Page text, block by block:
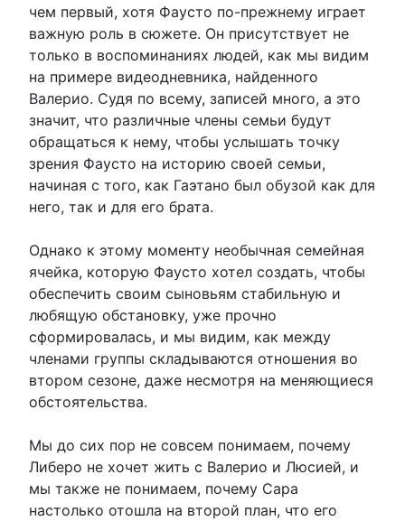
чем первый, хотя Фаусто по-прежнему играет
важную роль в сюжете. Он присутствует не
только в воспоминаниях людей, как мы видим
на примере видеодневника, найденного
Валерио. Судя по всему, записей много, а это
значит, что различные члены семьи будут
обращаться к нему, чтобы услышать точку
зрения Фаусто на историю своей семьи,
начиная с того, как Гаэтано был обузой как для
него, так и для его брата.
Однако к этому моменту необычная семейная
ячейка, которую Фаусто хотел создать, чтобы
обеспечить своим сыновьям стабильную и
любящую обстановку, уже прочно
сформировалась, и мы видим, как между
членами группы складываются отношения во
втором сезоне, даже несмотря на меняющиеся
обстоятельства.
Мы до сих пор не совсем понимаем, почему
Либеро не хочет жить с Валерио и Люсией, и
мы также не понимаем, почему Сара
настолько отошла на второй план, что его